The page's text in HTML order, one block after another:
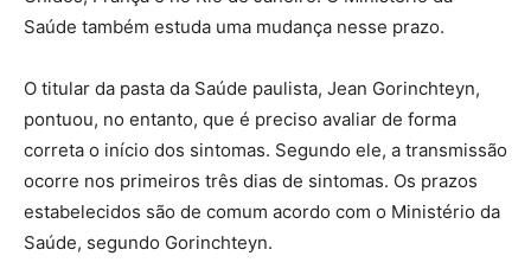
Saúde também estuda uma mudança nesse prazo.
O titular da pasta da Saúde paulista, Jean Gorinchteyn,
pontuou, no entanto, que é preciso avaliar de forma
correta o início dos sintomas. Segundo ele, a transmissão
ocorre nos primeiros três dias de sintomas. Os prazos
estabelecidos são de comum acordo com o Ministério da
Saúde, segundo Gorinchteyn.